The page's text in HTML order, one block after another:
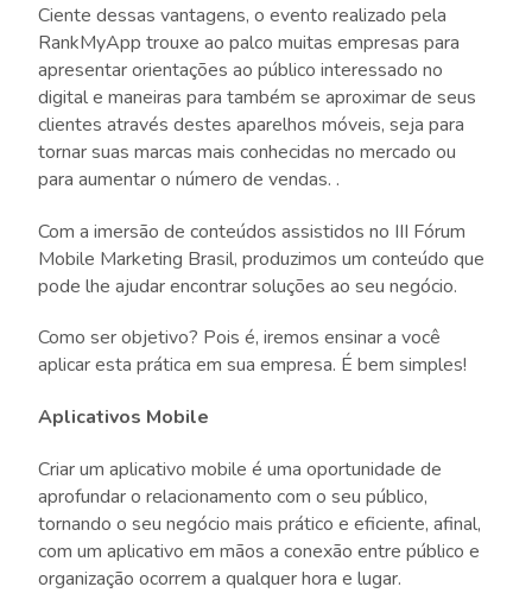
Ciente dessas vantagens, o evento realizado pela
RankMyApp trouxe ao palco muitas empresas para
apresentar orientações ao público interessado no
digital e maneiras para também se aproximar de seus
clientes através destes aparelhos móveis, seja para
tornar suas marcas mais conhecidas no mercado ou
para aumentar o número de vendas. .
Com a imersão de conteúdos assistidos no III Fórum
Mobile Marketing Brasil, produzimos um conteúdo que
pode lhe ajudar encontrar soluções ao seu negócio.
Como ser objetivo? Pois é, iremos ensinar a você
aplicar esta prática em sua empresa. É bem simples!
Aplicativos Mobile
Criar um aplicativo mobile é uma oportunidade de
aprofundar o relacionamento com o seu público,
tornando o seu negócio mais prático e eficiente, afinal,
com um aplicativo em mãos a conexão entre público e
organização ocorrem a qualquer hora e lugar.